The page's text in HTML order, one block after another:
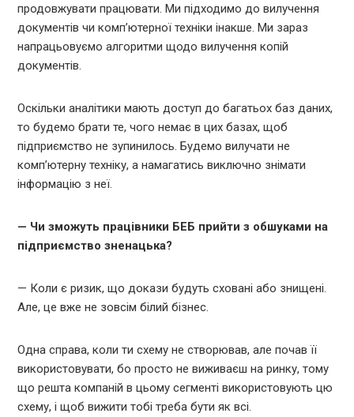
продовжувати працювати. Ми підходимо до вилучення
документів чи комп’ютерної техніки інакше. Ми зараз
напрацьовуємо алгоритми щодо вилучення копій
документів.
Оскільки аналітики мають доступ до багатьох баз даних,
то будемо брати те, чого немає в цих базах, щоб
підприємство не зупинилось. Будемо вилучати не
комп’ютерну техніку, а намагатись виключно знімати
інформацію з неї.
— Чи зможуть працівники БЕБ прийти з обшуками на
підприємство зненацька?
— Коли є ризик, що докази будуть сховані або знищені.
Але, це вже не зовсім білий бізнес.
Одна справа, коли ти схему не створював, але почав її
використовувати, бо просто не виживаєш на ринку, тому
що решта компаній в цьому сегменті використовують цю
схему, і щоб вижити тобі треба бути як всі.